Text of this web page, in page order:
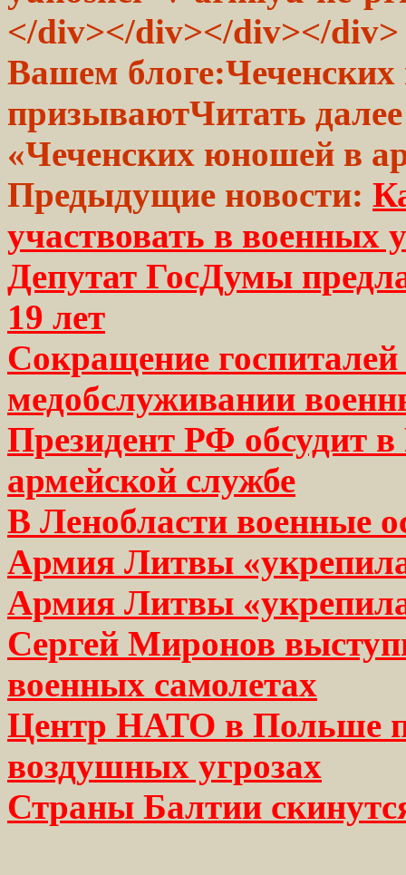
</div></div></div></div>
Вашем блоге:
призываютЧитать
«Чеченских юношей в
Предыдущие новости:
участвовать в
Депутат ГосДумы
19 лет
Сокращение госпиталей
медобслуживании
Президент РФ обсудит в
армейской службе
В Ленобласти военные
Армия Литвы
Армия Литвы
Сергей Миронов
военных самолетах
Центр НАТО в Польше
воздушных угрозах
Страны Балтии